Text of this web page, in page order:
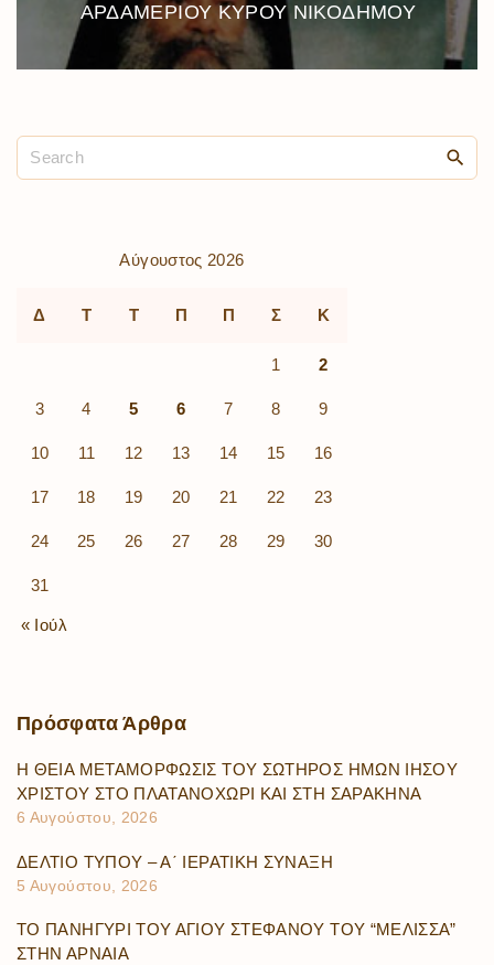
ΑΡΔΑΜΕΡΙΟΥ ΚΥΡΟΥ ΝΙΚΟΔΗΜΟΥ
Αύγουστος 2026
Δ Τ Τ Π Π Σ Κ
1 2
3 4 5 6 7 8 9
10 11 12 13 14 15 16
17 18 19 20 21 22 23
24 25 26 27 28 29 30
31
« Ιούλ
Πρόσφατα Άρθρα
Η ΘΕΙΑ ΜΕΤΑΜΟΡΦΩΣΙΣ ΤΟΥ ΣΩΤΗΡΟΣ ΗΜΩΝ ΙΗΣΟΥ
ΧΡΙΣΤΟΥ ΣΤΟ ΠΛΑΤΑΝΟΧΩΡΙ ΚΑΙ ΣΤΗ ΣΑΡΑΚΗΝΑ
6 Αυγούστου, 2026
ΔΕΛΤΙΟ ΤΥΠΟΥ – Α΄ ΙΕΡΑΤΙΚΗ ΣΥΝΑΞΗ
5 Αυγούστου, 2026
ΤΟ ΠΑΝΗΓΥΡΙ ΤΟΥ ΑΓΙΟΥ ΣΤΕΦΑΝΟΥ ΤΟΥ “ΜΕΛΙΣΣΑ”
ΣΤΗΝ ΑΡΝΑΙΑ